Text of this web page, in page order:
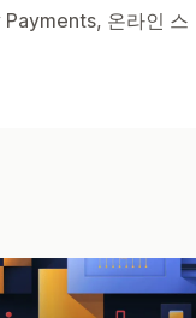
온라인 스